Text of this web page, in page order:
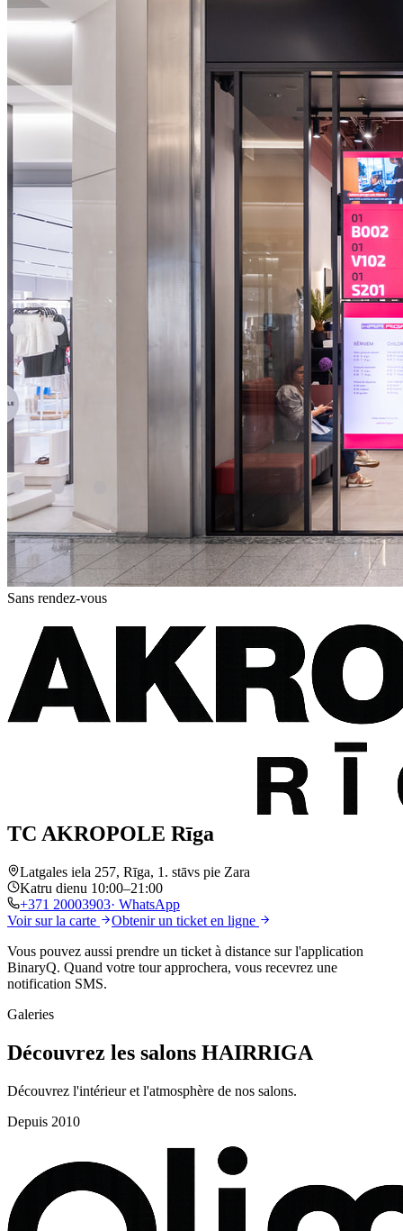
Sans rendez-vous
TC AKROPOLE Rīga
Latgales iela 257, Rīga, 1. stāvs pie Zara
Katru dienu 10:00–21:00
+371 20003903· WhatsApp
Voir sur la carte
Obtenir un ticket en ligne
Vous pouvez aussi prendre un ticket à distance sur l'application
BinaryQ. Quand votre tour approchera, vous recevrez une
notification SMS.
Galeries
Découvrez les salons HAIRRIGA
Découvrez l'intérieur et l'atmosphère de nos salons.
Depuis 2010